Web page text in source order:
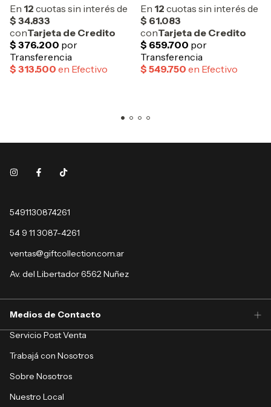
5491130874261
54 9 11 3087-4261
ventas@giftcollection.com.ar
Av. del Libertador 6562 Nuñez
Medios de Contacto
Servicio Post Venta
Trabajá con Nosotros
Sobre Nosotros
Nuestro Local